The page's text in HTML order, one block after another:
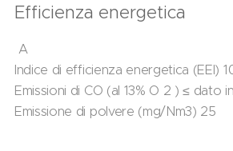
Efficienza energetica
A
Indice di efficienza energetica (EEI)
Emissioni di CO (al 13% O 2 ) ≤ dato
Emissione di polvere (mg/Nm3) 25